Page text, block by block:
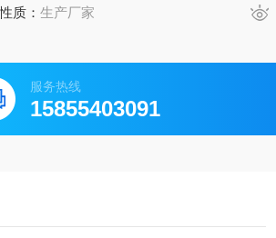
质：生产厂家
服务热线
15855403091